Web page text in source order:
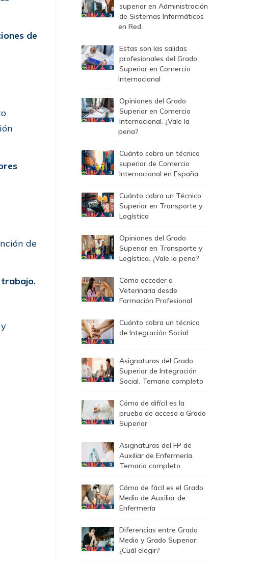
de
de
superior en Administración
de Sistemas Informáticos
en Red
Estas son las salidas
profesionales del Grado
Superior en Comercio
Internacional
Opiniones del Grado
Superior en Comercio
Internacional. ¿Vale la
pena?
Cuánto cobra un técnico
superior de Comercio
Internacional en España
Cuánto cobra un Técnico
Superior en Transporte y
Logística
Opiniones del Grado
Superior en Transporte y
Logística. ¿Vale la pena?
Cómo acceder a
Veterinaria desde
Formación Profesional
Cuánto cobra un técnico
de Integración Social
Asignaturas del Grado
Superior de Integración
Social. Temario completo
Cómo de difícil es la
prueba de acceso a Grado
Superior
Asignaturas del FP de
Auxiliar de Enfermería.
Temario completo
Cómo de fácil es el Grado
Medio de Auxiliar de
Enfermería
Diferencias entre Grado
Medio y Grado Superior:
¿Cuál elegir?